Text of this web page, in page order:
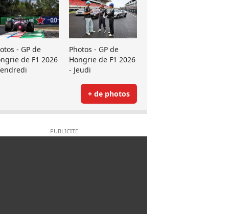
- GP de
de F1 2026
Photos - GP de
Hongrie de F1 2026
- Jeudi
+ de photos